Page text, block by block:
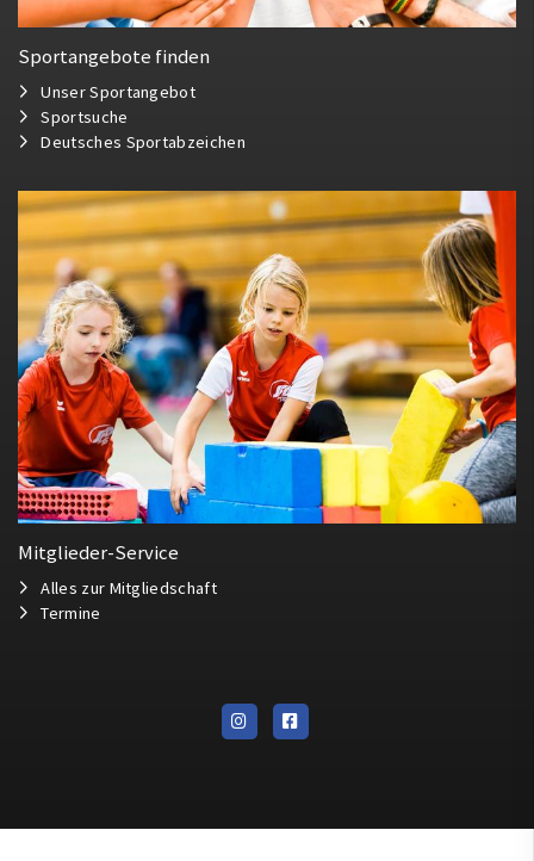
Sportangebote finden
Unser Sportangebot
Sportsuche
Deutsches Sportabzeichen
Mitglieder-Service
Alles zur Mitgliedschaft
Termine